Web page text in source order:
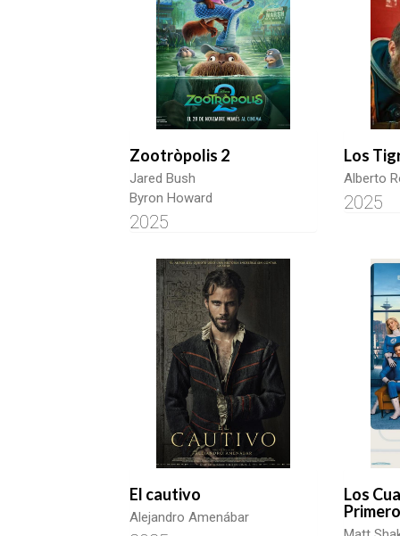
Zootròpolis 2
Jared Bush
Byron Howard
2025
Los
Alberto
2025
El cautivo
Alejandro Amenábar
Los